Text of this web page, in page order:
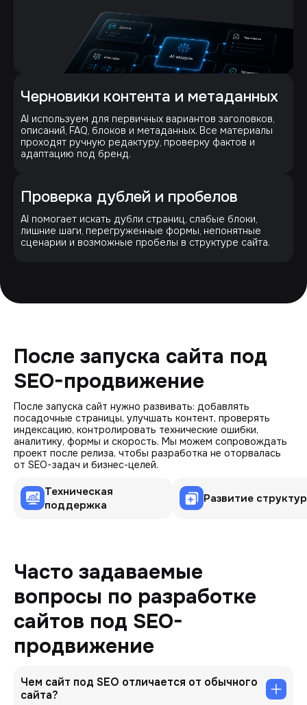
Черновики контента и метаданных
AI используем для первичных вариантов заголовков,
описаний, FAQ, блоков и метаданных. Все материалы
проходят ручную редактуру, проверку фактов и
адаптацию под бренд.
Проверка дублей и пробелов
AI помогает искать дубли страниц, слабые блоки,
лишние шаги, перегруженные формы, непонятные
сценарии и возможные пробелы в структуре сайта.
После запуска сайта под
SEO-продвижение
После запуска сайт нужно развивать: добавлять
посадочные страницы, улучшать контент, проверять
индексацию, контролировать технические ошибки,
аналитику, формы и скорость. Мы можем сопровождать
проект после релиза, чтобы разработка не оторвалась
от SEO-задач и бизнес-целей.
Техническая
поддержка
Развитие
Часто задаваемые
вопросы по разработке
сайтов под SEO-
продвижение
Чем сайт под SEO отличается от обычного
сайта?